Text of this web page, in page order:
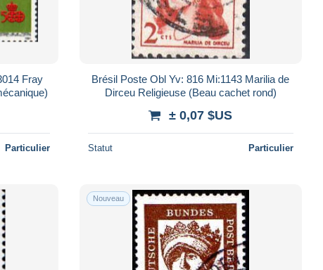
Fray
Particulier
Brésil Poste Obl Yv: 816 Mi:1143 Marilia de
Dirceu Religieuse (Beau cachet rond)
± 0,07 $US
Statut Particulier
Nouveau